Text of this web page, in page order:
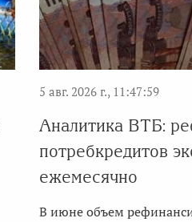
5 авг. 2026 г., 11:47:59
Аналитика ВТБ:
потребкредитов
ежемесячно
В июне объем